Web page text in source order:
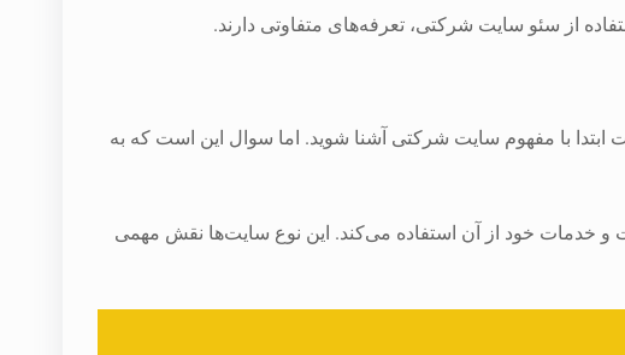
از سئو سایت شرکتی، تعرفه‌های متفاوتی دارند.
بهتر است ابتدا با مفهوم سایت شرکتی آشنا شوید. اما سوال این است که به
خود از آن استفاده می‌کند. این نوع سایت‌ها نقش مهمی